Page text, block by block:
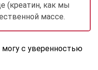
(креатин, как мы
массе.
могу с уверенностью